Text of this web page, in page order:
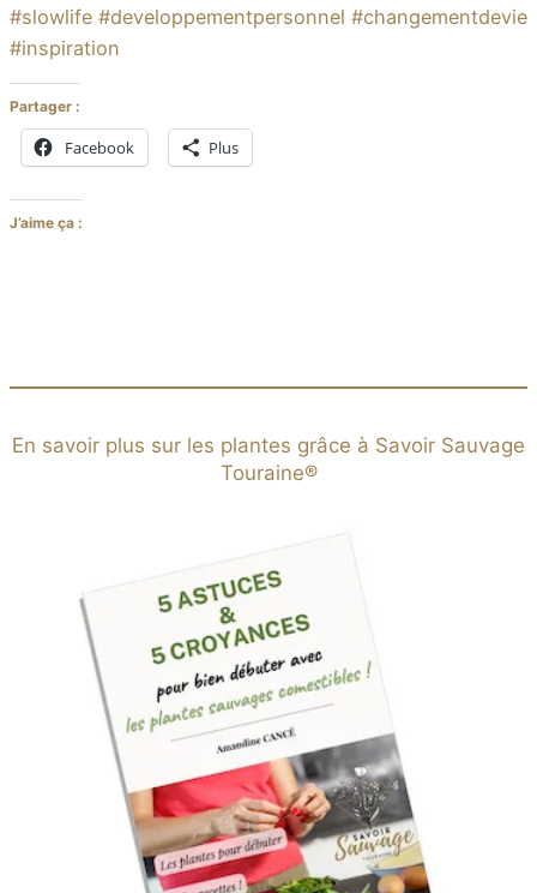
#slowlife #developpementpersonnel #changementdevie
#inspiration
Partager :
Facebook Plus
J’aime ça :
En savoir plus sur les plantes grâce à Savoir Sauvage
Touraine®